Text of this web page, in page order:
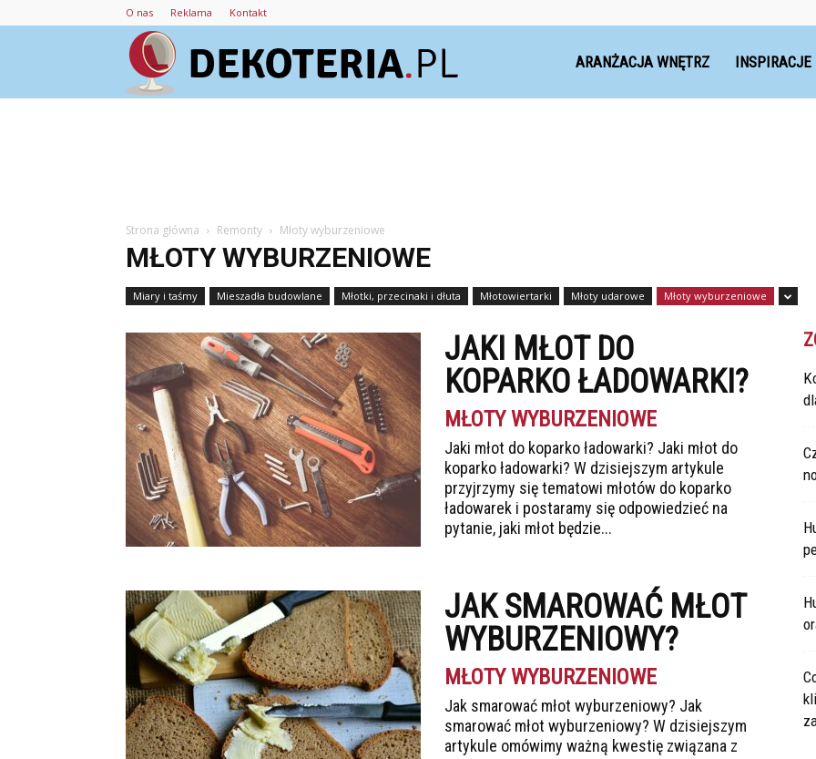
O nas Reklama Kontakt
ARANŻACJA WNĘTRZ INSPIRACJE
Strona główna Remonty Młoty wyburzeniowe
MŁOTY WYBURZENIOWE
Miary i taśmy Mieszadła budowlane Młotki, przecinaki i dłuta Młotowiertarki Młoty udarowe Młoty wyburzeniowe
JAKI MŁOT DO
KOPARKO ŁADOWARKI?
MŁOTY WYBURZENIOWE
Jaki młot do koparko ładowarki? Jaki młot do
koparko ładowarki? W dzisiejszym artykule
przyjrzymy się tematowi młotów do koparko
ładowarek i postaramy się odpowiedzieć na
pytanie, jaki młot będzie...
JAK SMAROWAĆ MŁOT
WYBURZENIOWY?
MŁOTY WYBURZENIOWE
Jak smarować młot wyburzeniowy? Jak
smarować młot wyburzeniowy? W dzisiejszym
artykule omówimy ważną kwestię związana z